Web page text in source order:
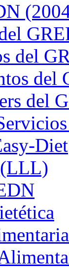
del
del
del
Diet